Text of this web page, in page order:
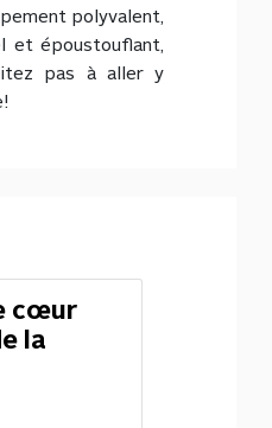
polyvalent,
et époustouflant,
pas à aller y
cœur
la